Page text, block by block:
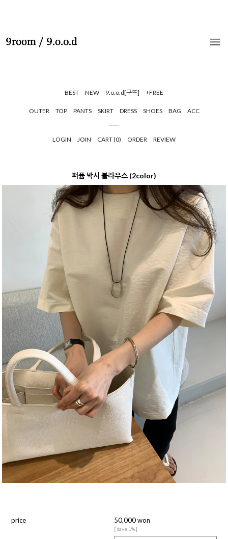
BEST NEW 9.o.o.d[구뜨] +FREE
OUTER TOP PANTS SKIRT DRESS SHOES BAG ACC
LOGIN JOIN CART (0) ORDER REVIEW
퍼퓸 박시 블라우스 (2color)
price 50,000 won
[ save 1% ]